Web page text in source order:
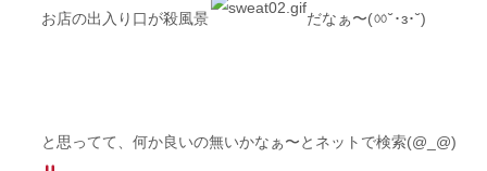
お店の出入り口が殺風景 だなぁ〜(ㆀ˘･з･˘)
と思ってて、何か良いの無いかなぁ〜とネットで検索(@_@)